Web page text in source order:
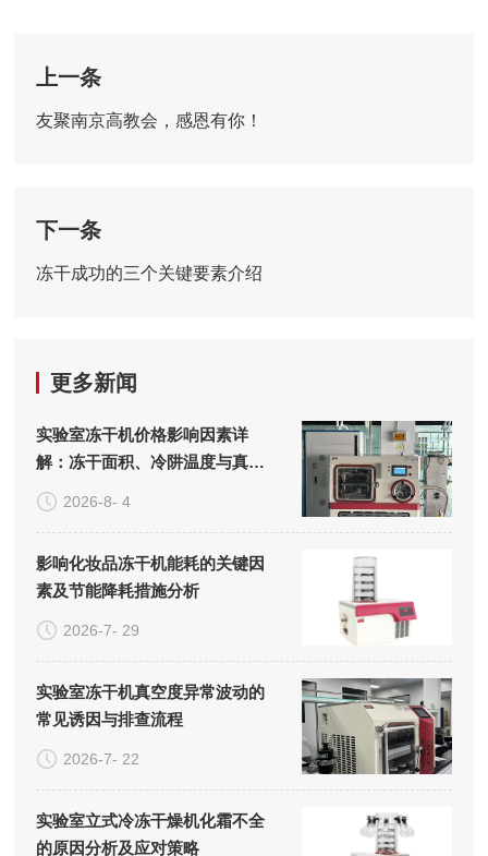
上一条
友聚南京高教会，感恩有你！
下一条
冻干成功的三个关键要素介绍
更多新闻
实验室冻干机价格影响因素详
解：冻干面积、冷阱温度与真空
系统的成本构成
2026-8- 4
影响化妆品冻干机能耗的关键因
素及节能降耗措施分析
2026-7- 29
实验室冻干机真空度异常波动的
常见诱因与排查流程
2026-7- 22
实验室立式冷冻干燥机化霜不全
的原因分析及应对策略